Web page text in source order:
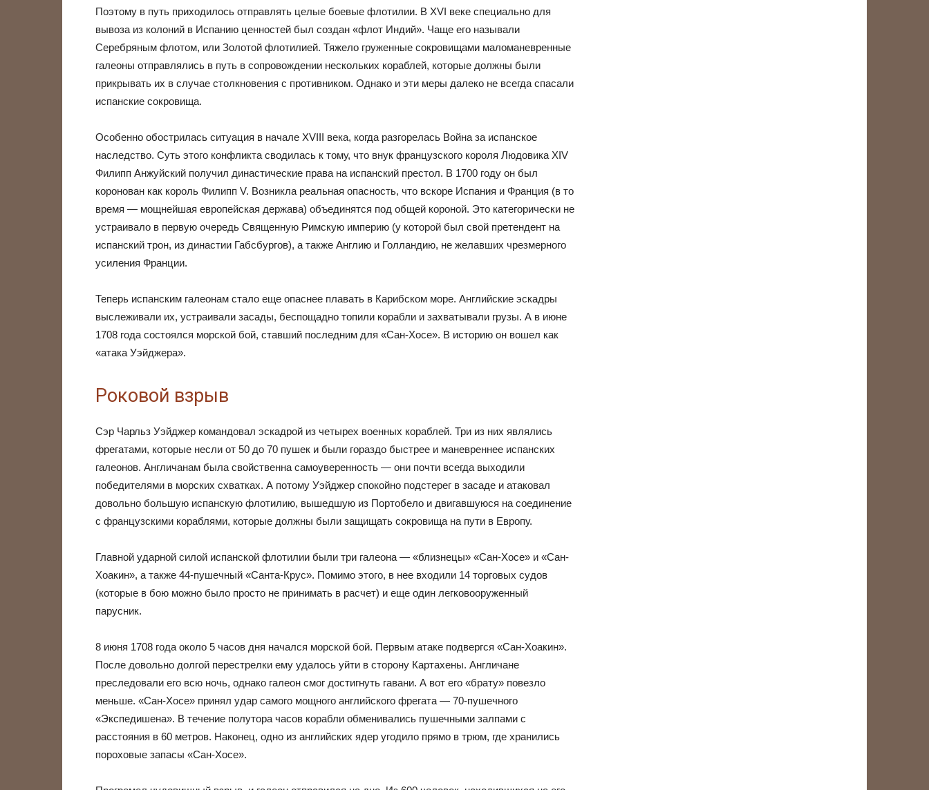
Поэтому в путь приходилось отправлять целые боевые флотилии. В XVI веке специально для
вывоза из колоний в Испанию ценностей был создан «флот Индий». Чаще его называли
Серебряным флотом, или Золотой флотилией. Тяжело груженные сокровищами маломаневренные
галеоны отправлялись в путь в сопровождении нескольких кораблей, которые должны были
прикрывать их в случае столкновения с противником. Однако и эти меры далеко не всегда спасали
испанские сокровища.
Особенно обострилась ситуация в начале XVIII века, когда разгорелась Война за испанское
наследство. Суть этого конфликта сводилась к тому, что внук французского короля Людовика XIV
Филипп Анжуйский получил династические права на испанский престол. В 1700 году он был
коронован как король Филипп V. Возникла реальная опасность, что вскоре Испания и Франция (в то
время — мощнейшая европейская держава) объединятся под общей короной. Это категорически не
устраивало в первую очередь Священную Римскую империю (у которой был свой претендент на
испанский трон, из династии Габсбургов), а также Англию и Голландию, не желавших чрезмерного
усиления Франции.
Теперь испанским галеонам стало еще опаснее плавать в Карибском море. Английские эскадры
выслеживали их, устраивали засады, беспощадно топили корабли и захватывали грузы. А в июне
1708 года состоялся морской бой, ставший последним для «Сан-Хосе». В историю он вошел как
«атака Уэйджера».
Роковой взрыв
Сэр Чарльз Уэйджер командовал эскадрой из четырех военных кораблей. Три из них являлись
фрегатами, которые несли от 50 до 70 пушек и были гораздо быстрее и маневреннее испанских
галеонов. Англичанам была свойственна самоуверенность — они почти всегда выходили
победителями в морских схватках. А потому Уэйджер спокойно подстерег в засаде и атаковал
довольно большую испанскую флотилию, вышедшую из Портобело и двигавшуюся на соединение
с французскими кораблями, которые должны были защищать сокровища на пути в Европу.
Главной ударной силой испанской флотилии были три галеона — «близнецы» «Сан-Хосе» и «Сан-
Хоакин», а также 44-пушечный «Санта-Крус». Помимо этого, в нее входили 14 торговых судов
(которые в бою можно было просто не принимать в расчет) и еще один легковооруженный
парусник.
8 июня 1708 года около 5 часов дня начался морской бой. Первым атаке подвергся «Сан-Хоакин».
После довольно долгой перестрелки ему удалось уйти в сторону Картахены. Англичане
преследовали его всю ночь, однако галеон смог достигнуть гавани. А вот его «брату» повезло
меньше. «Сан-Хосе» принял удар самого мощного английского фрегата — 70-пушечного
«Экспедишена». В течение полутора часов корабли обменивались пушечными залпами с
расстояния в 60 метров. Наконец, одно из английских ядер угодило прямо в трюм, где хранились
пороховые запасы «Сан-Хосе».